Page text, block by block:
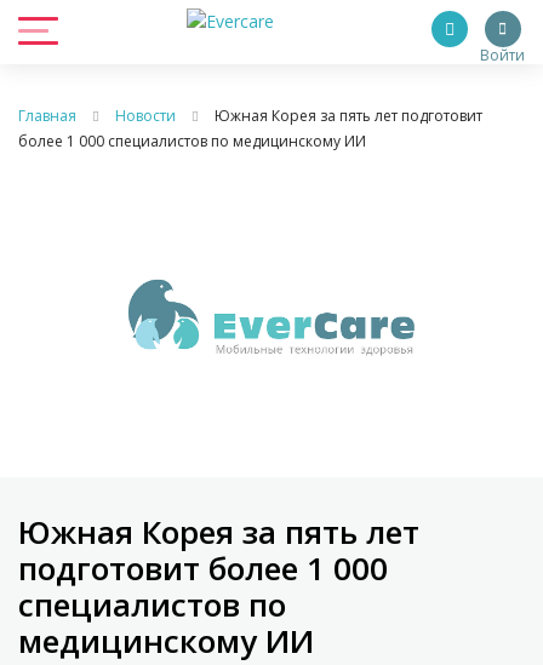
Войти
Главная Новости
Южная Корея за пять лет подготовит
более 1 000 специалистов по медицинскому ИИ
Южная Корея за пять лет
подготовит более 1 000
специалистов по
медицинскому ИИ